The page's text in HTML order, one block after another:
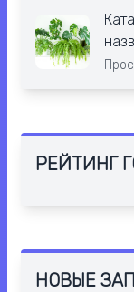
РЕЙТИНГ
НОВЫЕ